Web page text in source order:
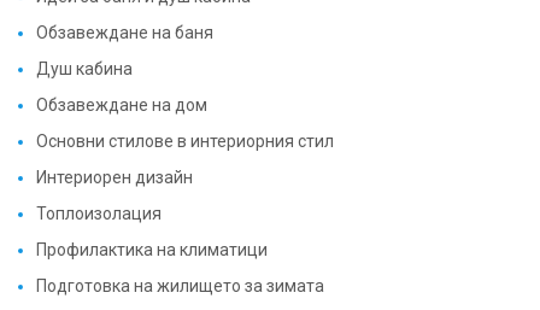
Обзавеждане на баня
Душ кабина
Обзавеждане на дом
Основни стилове в интериорния стил
Интериорен дизайн
Топлоизолация
Профилактика на климатици
Подготовка на жилището за зимата